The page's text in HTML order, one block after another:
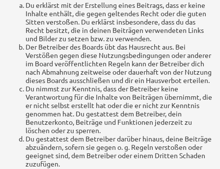
Du erklärst mit der Erstellung eines Beitrags, dass er keine
Inhalte enthält, die gegen geltendes Recht oder die guten
Sitten verstoßen. Du erklärst insbesondere, dass du das
Recht besitzt, die in deinen Beiträgen verwendeten Links
und Bilder zu setzen bzw. zu verwenden.
Der Betreiber des Boards übt das Hausrecht aus. Bei
Verstößen gegen diese Nutzungsbedingungen oder anderer
im Board veröffentlichten Regeln kann der Betreiber dich
nach Abmahnung zeitweise oder dauerhaft von der Nutzung
dieses Boards ausschließen und dir ein Hausverbot erteilen.
Du nimmst zur Kenntnis, dass der Betreiber keine
Verantwortung für die Inhalte von Beiträgen übernimmt, die
er nicht selbst erstellt hat oder die er nicht zur Kenntnis
genommen hat. Du gestattest dem Betreiber, dein
Benutzerkonto, Beiträge und Funktionen jederzeit zu
löschen oder zu sperren.
Du gestattest dem Betreiber darüber hinaus, deine Beiträge
abzuändern, sofern sie gegen o. g. Regeln verstoßen oder
geeignet sind, dem Betreiber oder einem Dritten Schaden
zuzufügen.